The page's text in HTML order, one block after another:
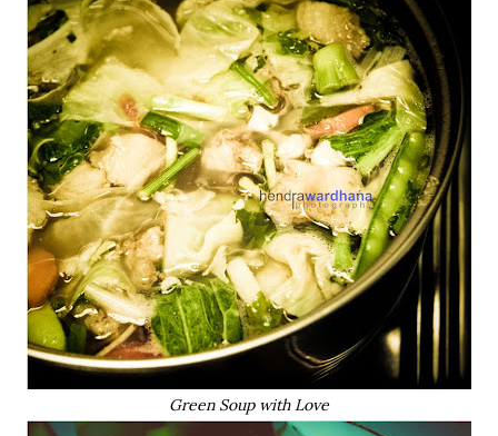
Green Soup with Love